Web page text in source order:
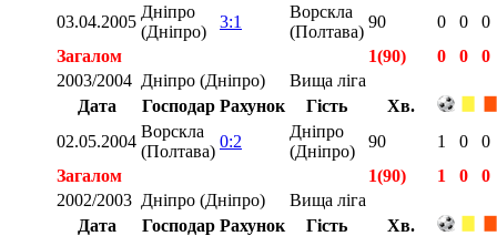
03.04.2005
Дніпро
(Дніпро)
3:1
Ворскла
(Полтава)
90 0 0
0
Загалом
1(90) 0 0
0
2003/2004 Дніпро (Дніпро)
Вища ліга
Дата
Господар Рахунок Гість
Хв.
02.05.2004
Ворскла
(Полтава)
0:2
Дніпро
(Дніпро)
90 1 0
0
Загалом
1(90) 1 0
0
2002/2003 Дніпро (Дніпро)
Вища ліга
Дата
Господар Рахунок Гість
Хв.